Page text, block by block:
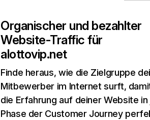
Organischer und bezahlter
Website-Traffic für
alottovip.net
Finde heraus, wie die Zielgruppe
Mitbewerber im Internet surft,
die Erfahrung auf deiner Website
Phase der Customer Journey